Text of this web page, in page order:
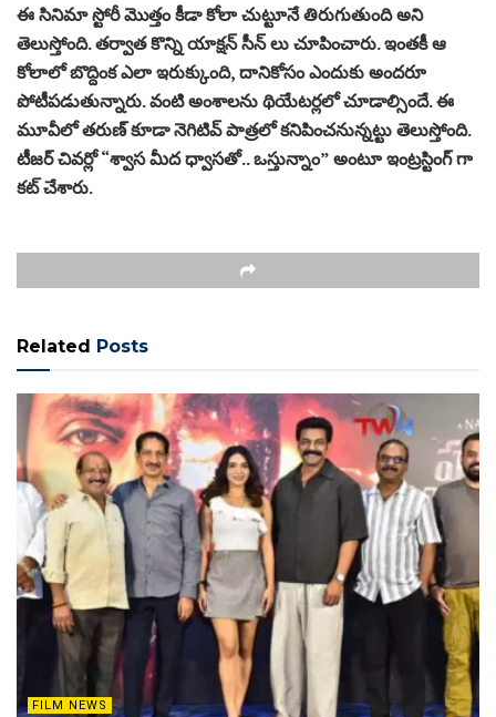
ఈ సినిమా స్టోరీ మొత్తం కీడా కోలా చుట్టూనే తిరుగుతుంది అని
తెలుస్తోంది. తర్వాత కొన్ని యాక్షన్ సీన్ లు చూపించారు. ఇంతకీ ఆ
కోలాలో బొద్దింక ఎలా ఇరుక్కుంది, దానికోసం ఎందుకు అందరూ
పోటీపడుతున్నారు. వంటి అంశాలను థియేటర్లలో చూడాల్సిందే. ఈ
మూవీలో తరుణ్ కూడా నెగిటివ్ పాత్రలో కనిపించనున్నట్టు తెలుస్తోంది.
టీజర్ చివర్లో “శ్వాస మీద ధ్వాసతో.. ఒస్తున్నాం” అంటూ ఇంట్రస్టింగ్ గా
కట్ చేశారు.
Related Posts
FILM NEWS